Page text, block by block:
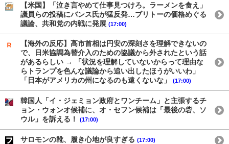
【米国】「泣き言やめて仕事見つけろ。ラーメンを食え」
議員らの投稿にバンス氏が猛反発…ブリトーの価格めぐる
議論、共和党の内戦に発展 (17:00)
【海外の反応】高市首相は円安の深刻さを理解できないの
で、日米協調為替介入のための協議から外されたという話
があるらしい → 「状況を理解していないからって理由な
らトランプを色んな議論から追い出したほうがいいわ」
「日本がアメリカの州になるのも遠くないな」
(17:00)
韓国人「イ・ジェミョン政府とワンチーム」と主張するチ
ョン・ウォンオ候補に、オ・セフン候補は「最後の砦、ソ
ウル」を訴える！
(17:00)
サロモンの靴、履き心地が良すぎる (17:00)